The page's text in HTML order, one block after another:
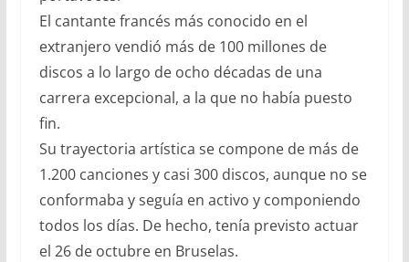
El cantante francés más conocido en el
extranjero vendió más de 100 millones de
discos a lo largo de ocho décadas de una
carrera excepcional, a la que no había puesto
fin.
Su trayectoria artística se compone de más de
1.200 canciones y casi 300 discos, aunque no se
conformaba y seguía en activo y componiendo
todos los días. De hecho, tenía previsto actuar
el 26 de octubre en Bruselas.